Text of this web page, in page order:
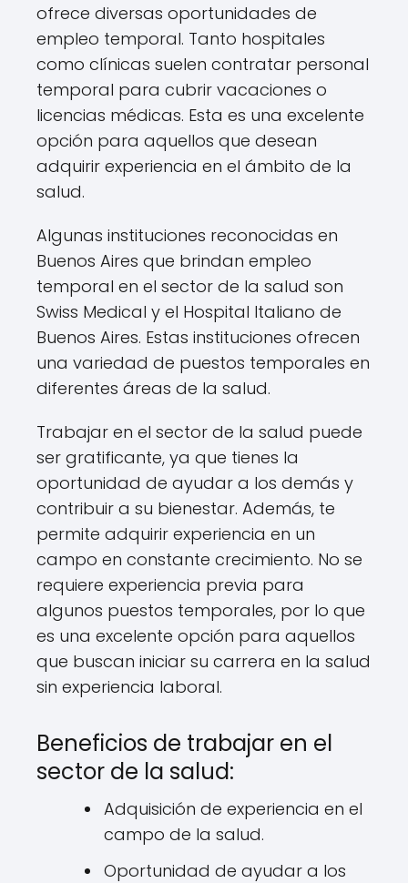
ofrece diversas oportunidades de
empleo temporal. Tanto hospitales
como clínicas suelen contratar personal
temporal para cubrir vacaciones o
licencias médicas. Esta es una excelente
opción para aquellos que desean
adquirir experiencia en el ámbito de la
salud.
Algunas instituciones reconocidas en
Buenos Aires que brindan empleo
temporal en el sector de la salud son
Swiss Medical y el Hospital Italiano de
Buenos Aires. Estas instituciones ofrecen
una variedad de puestos temporales en
diferentes áreas de la salud.
Trabajar en el sector de la salud puede
ser gratificante, ya que tienes la
oportunidad de ayudar a los demás y
contribuir a su bienestar. Además, te
permite adquirir experiencia en un
campo en constante crecimiento. No se
requiere experiencia previa para
algunos puestos temporales, por lo que
es una excelente opción para aquellos
que buscan iniciar su carrera en la salud
sin experiencia laboral.
Beneficios de trabajar en el
sector de la salud:
Adquisición de experiencia en el
campo de la salud.
Oportunidad de ayudar a los